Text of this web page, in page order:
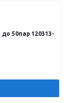
50пар 120313-